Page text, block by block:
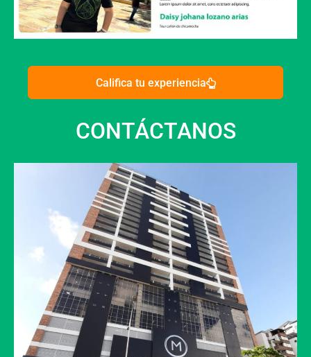
Califica tu experiencia
CONTÁCTANOS